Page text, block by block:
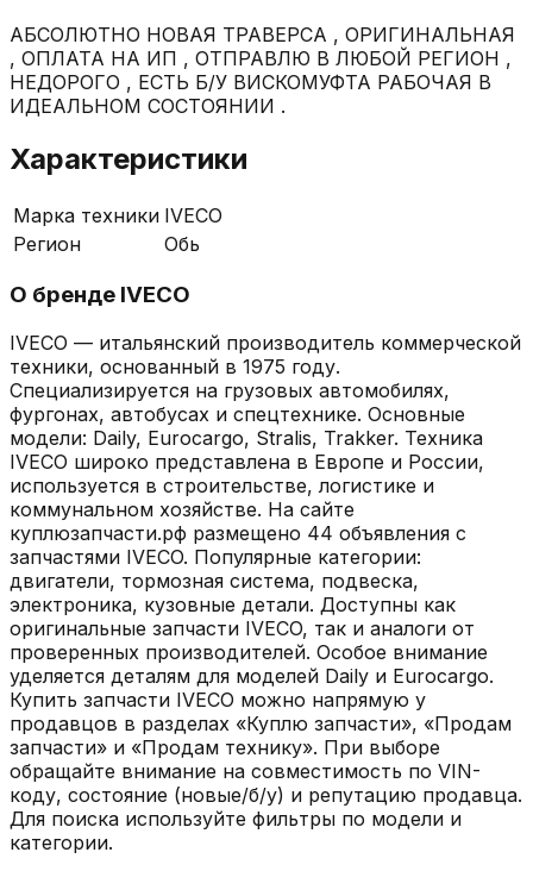
АБСОЛЮТНО НОВАЯ ТРАВЕРСА , ОРИГИНАЛЬНАЯ
, ОПЛАТА НА ИП , ОТПРАВЛЮ В ЛЮБОЙ РЕГИОН ,
НЕДОРОГО , ЕСТЬ Б/У ВИСКОМУФТА РАБОЧАЯ В
ИДЕАЛЬНОМ СОСТОЯНИИ .
Характеристики
Марка техники IVECO
Регион
Обь
О бренде IVECO
IVECO — итальянский производитель коммерческой
техники, основанный в 1975 году.
Специализируется на грузовых автомобилях,
фургонах, автобусах и спецтехнике. Основные
модели: Daily, Eurocargo, Stralis, Trakker. Техника
IVECO широко представлена в Европе и России,
используется в строительстве, логистике и
коммунальном хозяйстве. На сайте
куплюзапчасти.рф размещено 44 объявления с
запчастями IVECO. Популярные категории:
двигатели, тормозная система, подвеска,
электроника, кузовные детали. Доступны как
оригинальные запчасти IVECO, так и аналоги от
проверенных производителей. Особое внимание
уделяется деталям для моделей Daily и Eurocargo.
Купить запчасти IVECO можно напрямую у
продавцов в разделах «Куплю запчасти», «Продам
запчасти» и «Продам технику». При выборе
обращайте внимание на совместимость по VIN-
коду, состояние (новые/б/у) и репутацию продавца.
Для поиска используйте фильтры по модели и
категории.